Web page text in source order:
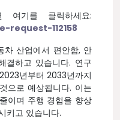
기를 클릭하세요:
request-112158
차 산업에서 편안함, 안
결하고 있습니다. 연구
년부터 2033년까지
으로 예상됩니다. 이는
이며 주행 경험을 향상
키고 있습니다.